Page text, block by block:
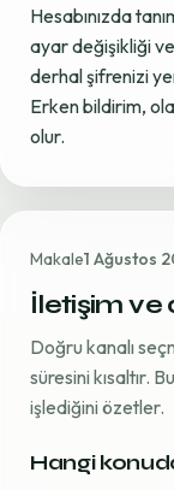
Hesabınızda
ayar değişikliği
derhal şifrenizi
Erken bildirim,
olur.
Makale1 Ağustos
İletişim ve
Doğru kanalı
süresini kısaltır.
işlediğini özetler.
Hangi